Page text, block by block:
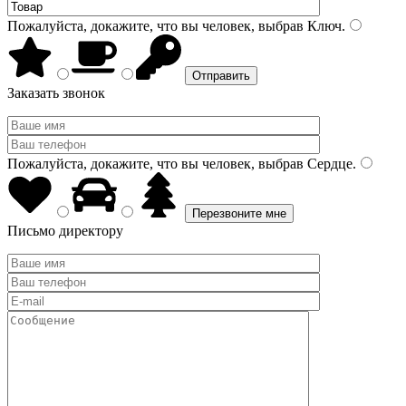
Пожалуйста, докажите, что вы человек, выбрав Ключ.
Заказать звонок
Пожалуйста, докажите, что вы человек, выбрав Сердце.
Письмо директору